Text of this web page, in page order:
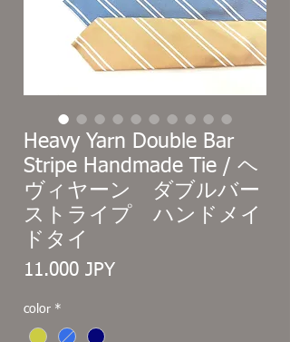
Heavy Yarn Double Bar
Stripe Handmade Tie / ヘ
ヴィヤーン ダブルバー
ストライプ ハンドメイ
ドタイ
11.000 JPYPrecio
color *